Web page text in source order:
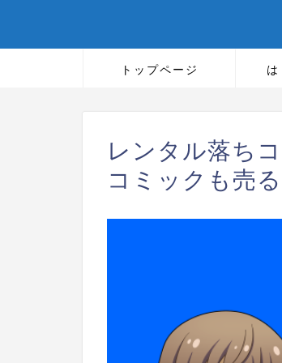
トップページ
レンタル落ち
コミックも売